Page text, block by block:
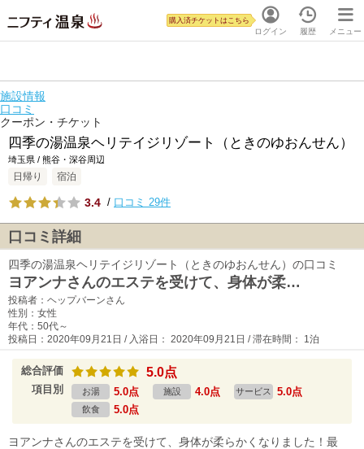
ログイン
購入済チケットはこちら
履歴 メニュー
施設情報
口コミ
クーポン・チケット
四季の湯温泉ヘリテイジリゾート（ときのゆおんせん）
埼玉県 / 熊谷・深谷周辺
日帰り 宿泊
3.4 / 口コミ 29件
口コミ詳細
四季の湯温泉ヘリテイジリゾート（ときのゆおんせん）の口コミ
ヨアンナさんのエステを受けて、身体が柔…
投稿者：ヘップバーンさん
性別：女性
年代：50代～
投稿日：2020年09月21日 / 入浴日： 2020年09月21日 / 滞在時間： 1泊
総合評価 5.0点
項目別 お湯 5.0点 施設 4.0点 サービス 5.0点
飲食 5.0点
ヨアンナさんのエステを受けて、身体が柔らかくなりました！最